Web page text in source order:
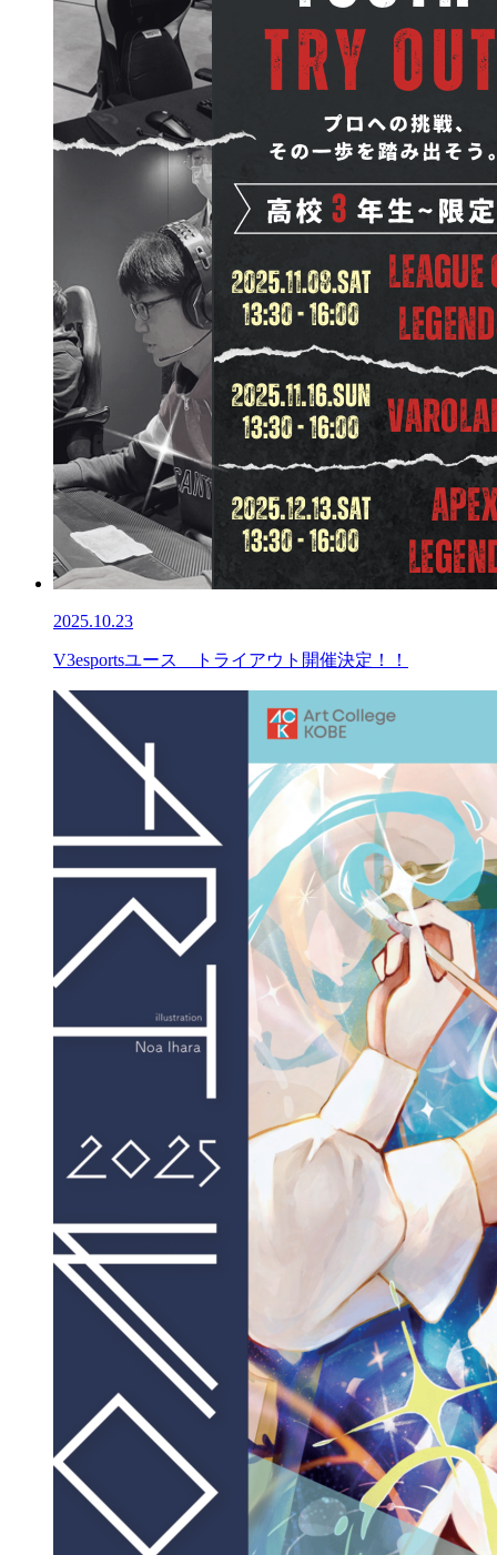
2025.10.23
V3esportsユース トライアウト開催決定！！